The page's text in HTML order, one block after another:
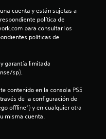
1
6
a
l
cuenta y están sujetas a
política de
para consultar los
políticas de
garantía limitada
sp).
contenido en la consola PS5
de la configuración de
offline”) y en cualquier otra
misma cuenta.